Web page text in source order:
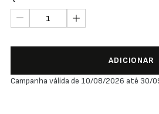
ADICIONAR
Campanha válida de 10/08/2026 até 30/